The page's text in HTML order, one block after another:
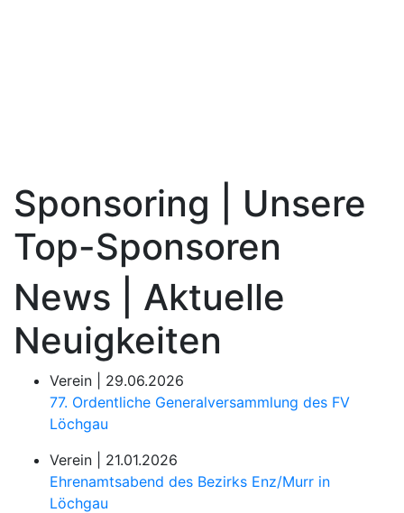
Sponsoring | Unsere
Top-Sponsoren
News | Aktuelle
Neuigkeiten
Verein | 29.06.2026
77. Ordentliche Generalversammlung des FV
Löchgau
Verein | 21.01.2026
Ehrenamtsabend des Bezirks Enz/Murr in
Löchgau